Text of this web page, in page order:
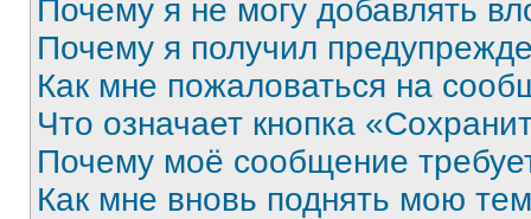
Почему я не могу добавлять
Почему я получил
Как мне пожаловаться на
Что означает кнопка
Почему моё сообщение
Как мне вновь поднять мою